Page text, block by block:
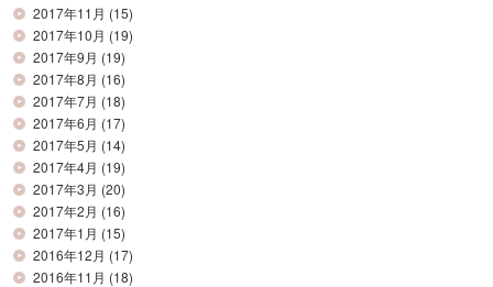
2017年11月 (15)
2017年10月 (19)
2017年9月 (19)
2017年8月 (16)
2017年7月 (18)
2017年6月 (17)
2017年5月 (14)
2017年4月 (19)
2017年3月 (20)
2017年2月 (16)
2017年1月 (15)
2016年12月 (17)
2016年11月 (18)